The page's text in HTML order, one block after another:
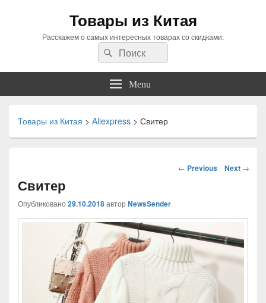
Товары из Китая
Расскажем о самых интересных товарах со скидками.
Search
for:
Search
Menu
Товары из Китая > Aliexpress > Свитер
Навигация
← Previous Next →
Свитер
Опубликовано 29.10.2018автор NewsSender